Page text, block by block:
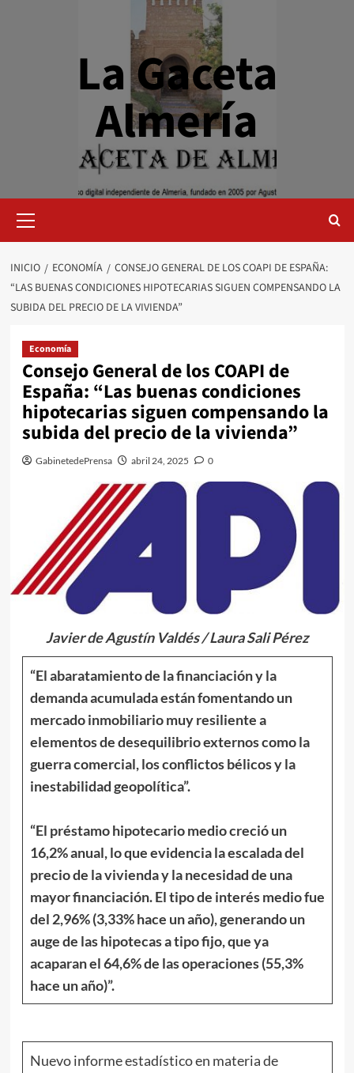
La Gaceta
Almería
primario
INICIO ECONOMÍA
CONSEJO GENERAL DE LOS COAPI DE ESPAÑA:
“LAS BUENAS CONDICIONES HIPOTECARIAS SIGUEN COMPENSANDO LA
SUBIDA DEL PRECIO DE LA VIVIENDA”
Economía
Consejo General de los COAPI de
España: “Las buenas condiciones
hipotecarias siguen compensando la
subida del precio de la vivienda”
GabinetedePrensa abril 24, 2025 0
Javier de Agustín Valdés / Laura Sali Pérez
“El abaratamiento de la financiación y la
demanda acumulada están fomentando un
mercado inmobiliario muy resiliente a
elementos de desequilibrio externos como la
guerra comercial, los conflictos bélicos y la
inestabilidad geopolítica”.
“El préstamo hipotecario medio creció un
16,2% anual, lo que evidencia la escalada del
precio de la vivienda y la necesidad de una
mayor financiación. El tipo de interés medio fue
del 2,96% (3,33% hace un año), generando un
auge de las hipotecas a tipo fijo, que ya
acaparan el 64,6% de las operaciones (55,3%
hace un año)”.
Nuevo informe estadístico en materia de